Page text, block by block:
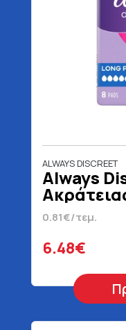
ALWAYS DISCREET
Always
Τεμάχια
0.81€/τεμ.
6.48€